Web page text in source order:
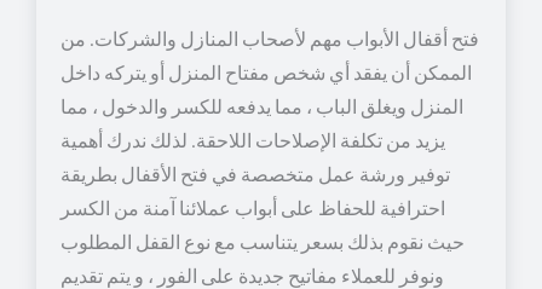
فتح أقفال الأبواب مهم لأصحاب المنازل والشركات. من
الممكن أن يفقد أي شخص مفتاح المنزل أو يتركه داخل
المنزل ويغلق الباب ، مما يدفعه للكسر والدخول ، مما
يزيد من تكلفة الإصلاحات اللاحقة. لذلك ندرك أهمية
توفير ورشة عمل متخصصة في فتح الأقفال بطريقة
احترافية للحفاظ على أبواب عملائنا آمنة من الكسر
حيث نقوم بذلك بسعر يتناسب مع نوع القفل المطلوب
ونوفر للعملاء مفاتيح جديدة على الفور ، و يتم تقديم